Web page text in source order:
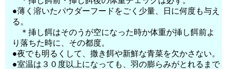
●薄く溶いたパウダーフードをごく少量、日に何度も与え
る。
＊挿し餌はそのうが空になった時か体重が挿し餌前よ
り落ちた時に、その都度。
●夜でも明るくして、撒き餌や新鮮な青菜を欠かさない。
●室温は３０度以上になっても、羽の膨らみがとれるまで